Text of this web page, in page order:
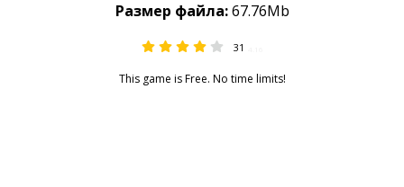
31
This game is Free. No time limits!
Размер файла:67.76Mb